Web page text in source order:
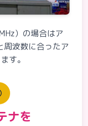
）の場合はア
周波数に合ったア
す。
ナを